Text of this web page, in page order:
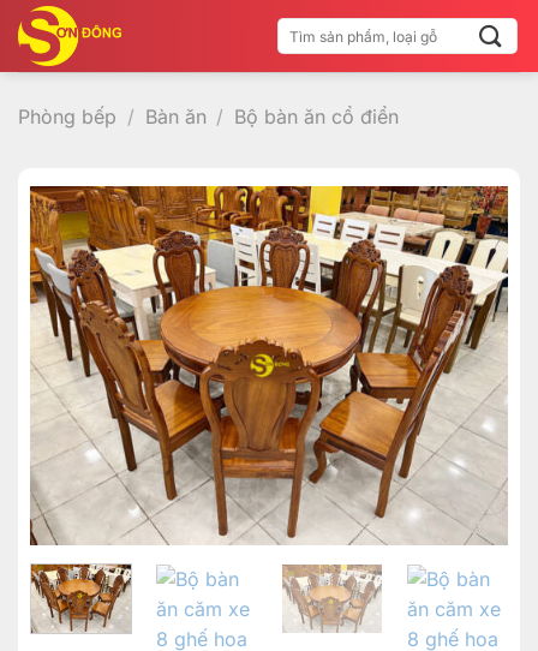
qua
nội
dung
Tìm
kiếm:
Phòng bếp / Bàn ăn / Bộ bàn ăn cổ điển